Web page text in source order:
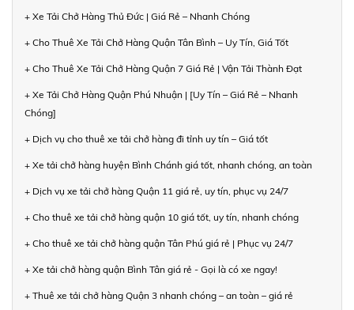
+ Xe Tải Chở Hàng Thủ Đức | Giá Rẻ – Nhanh Chóng
+ Cho Thuê Xe Tải Chở Hàng Quận Tân Bình – Uy Tín, Giá Tốt
+ Cho Thuê Xe Tải Chở Hàng Quận 7 Giá Rẻ | Vận Tải Thành Đạt
+ Xe Tải Chở Hàng Quận Phú Nhuận | [Uy Tín – Giá Rẻ – Nhanh
Chóng]
+ Dịch vụ cho thuê xe tải chở hàng đi tỉnh uy tín – Giá tốt
+ Xe tải chở hàng huyện Bình Chánh giá tốt, nhanh chóng, an toàn
+ Dịch vụ xe tải chở hàng Quận 11 giá rẻ, uy tín, phục vụ 24/7
+ Cho thuê xe tải chở hàng quận 10 giá tốt, uy tín, nhanh chóng
+ Cho thuê xe tải chở hàng quận Tân Phú giá rẻ | Phục vụ 24/7
+ Xe tải chở hàng quận Bình Tân giá rẻ - Gọi là có xe ngay!
+ Thuê xe tải chở hàng Quận 3 nhanh chóng – an toàn – giá rẻ